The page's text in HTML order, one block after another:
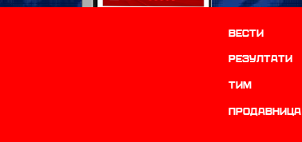
Вести
резултати
ТИМ
продавница